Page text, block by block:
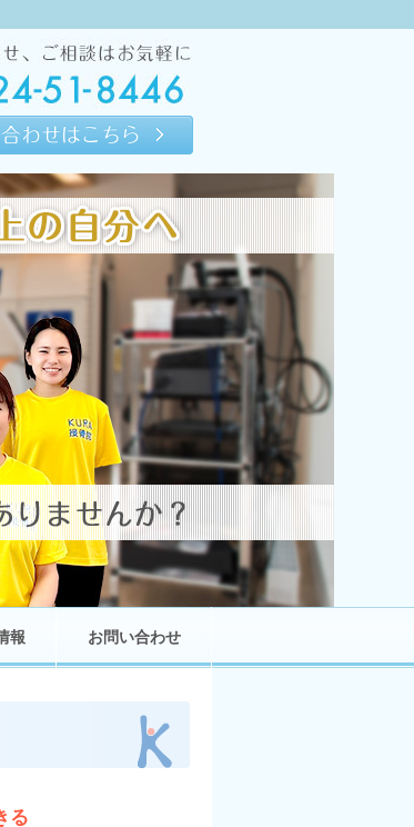
報 お問い合わせ
る